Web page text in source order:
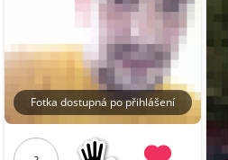
Fotka dostupná po přihlášení